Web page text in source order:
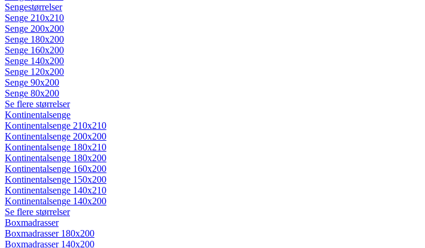
Sengestørrelser
Senge 210x210
Senge 200x200
Senge 180x200
Senge 160x200
Senge 140x200
Senge 120x200
Senge 90x200
Senge 80x200
Se flere størrelser
Kontinentalsenge
Kontinentalsenge 210x210
Kontinentalsenge 200x200
Kontinentalsenge 180x210
Kontinentalsenge 180x200
Kontinentalsenge 160x200
Kontinentalsenge 150x200
Kontinentalsenge 140x210
Kontinentalsenge 140x200
Se flere størrelser
Boxmadrasser
Boxmadrasser 180x200
Boxmadrasser 140x200